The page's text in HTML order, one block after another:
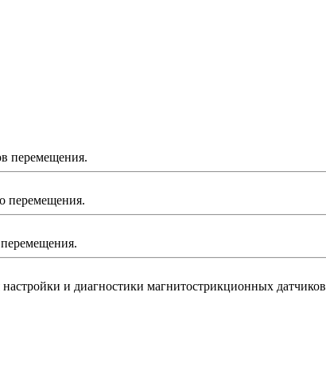
перемещения.
перемещения.
и диагностики магнитострикционных датчиков